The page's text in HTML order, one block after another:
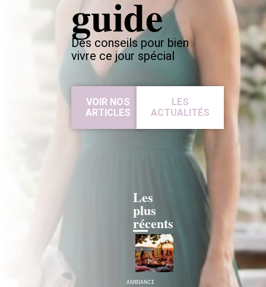
guide
Des conseils pour bien
vivre ce jour spécial
VOIR NOS
ARTICLES
LES
ACTUALITÉS
Les
plus
récents
AMBIANCE